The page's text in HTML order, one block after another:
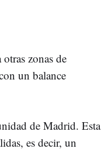
zonas de
un balance
de Madrid. Esta
es decir, un